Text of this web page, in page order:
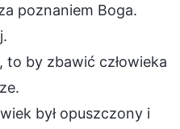
poznaniem Boga.
to by zbawić człowieka
był opuszczony i